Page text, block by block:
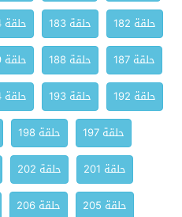
حلقة 182
حلقة 183 حلقة 184
حلقة 187
حلقة 188 حلقة 189
حلقة 192
حلقة 193 حلقة 194
حلقة 197
حلقة 198
حلقة 201
حلقة 202
حلقة 205
حلقة 206